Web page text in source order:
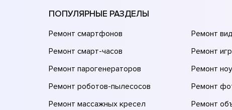
ПОПУЛЯРНЫЕ РАЗДЕЛЫ
Ремонт смартфонов
Ремонт смарт-часов
Ремонт парогенераторов
Ремонт роботов-пылесосов
Ремонт массажных кресел
Ремонт
Ремонт
Ремонт
Ремонт
Ремонт